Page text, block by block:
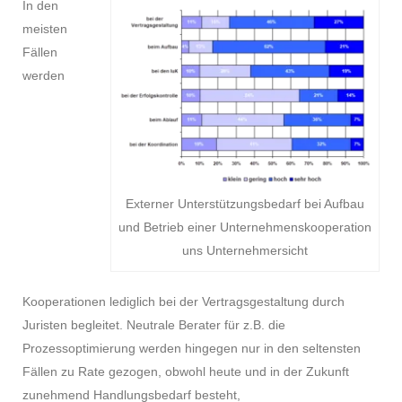
Externer Unterstützungsbedarf bei Aufbau
und Betrieb einer Unternehmenskooperation
uns Unternehmersicht
In den
meisten
Fällen
werden
Kooperationen lediglich bei der Vertragsgestaltung durch
Juristen begleitet. Neutrale Berater für z.B. die
Prozessoptimierung werden hingegen nur in den seltensten
Fällen zu Rate gezogen, obwohl heute und in der Zukunft
zunehmend Handlungsbedarf besteht,